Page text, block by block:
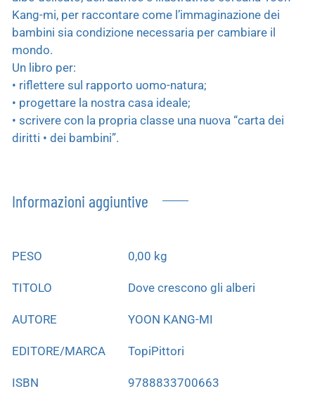
Kang-mi, per raccontare come l’immaginazione dei
bambini sia condizione necessaria per cambiare il
mondo.
Un libro per:
• riflettere sul rapporto uomo-natura;
• progettare la nostra casa ideale;
• scrivere con la propria classe una nuova “carta dei
diritti • dei bambini”.
Informazioni aggiuntive
PESO 0,00 kg
TITOLO Dove crescono gli alberi
AUTORE YOON KANG-MI
EDITORE/MARCA TopiPittori
ISBN 9788833700663